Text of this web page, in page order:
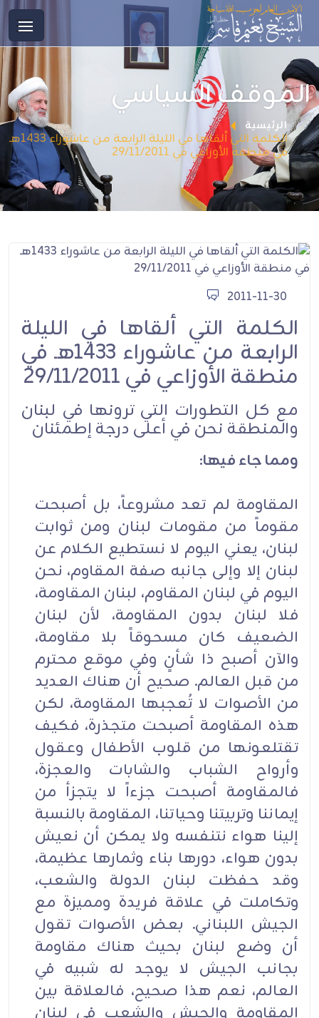
الموقف السياسي
الرئيسية
الكلمة التي ألقاها في الليلة الرابعة من عاشوراء 1433هـ
في منطقة الأوزاعي في 29/11/2011
2011-11-30
الكلمة التي ألقاها في الليلة
الرابعة من عاشوراء 1433هـ في
منطقة الأوزاعي في 29/11/2011
مع كل التطورات التي ترونها في لبنان
والمنطقة نحن في أعلى درجة إطمئنان
ومما جاء فيها:
المقاومة لم تعد مشروعاً، بل أصبحت
مقوماً من مقومات لبنان ومن ثوابت
لبنان، يعني اليوم لا نستطيع الكلام عن
لبنان إلا وإلى جانبه صفة المقاوم، نحن
اليوم في لبنان المقاوم، لبنان المقاومة،
فلا لبنان بدون المقاومة، لأن لبنان
الضعيف كان مسحوقاً بلا مقاومة،
والآن أصبح ذا شأنٍ وفي موقع محترم
من قبل العالم. صحيح أن هناك العديد
من الأصوات لا تُعجبها المقاومة، لكن
هذه المقاومة أصبحت متجذرة، فكيف
تقتلعونها من قلوب الأطفال وعقول
وأرواح الشباب والشابات والعجزة،
فالمقاومة أصبحت جزءاً لا يتجزأ من
إيماننا وتربيتنا وحياتنا، المقاومة بالنسبة
إلينا هواء نتنفسه ولا يمكن أن نعيش
بدون هواء، دورها بناء وثمارها عظيمة،
وقد حفظت لبنان الدولة والشعب،
وتكاملت في علاقة فريدة ومميزة مع
الجيش اللبناني. بعض الأصوات تقول
أن وضع لبنان بحيث هناك مقاومة
بجانب الجيش لا يوجد له شبيه في
العالم، نعم هذا صحيح، فالعلاقة بين